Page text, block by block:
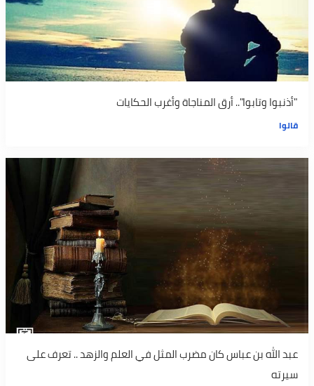
"أذنبوا وتابوا".. أرق المناجاة وأغرب الحكايات
قالوا
عبد الله بن عباس كان مضرب المثل في العلم والزهد .. تعرف على
سيرته